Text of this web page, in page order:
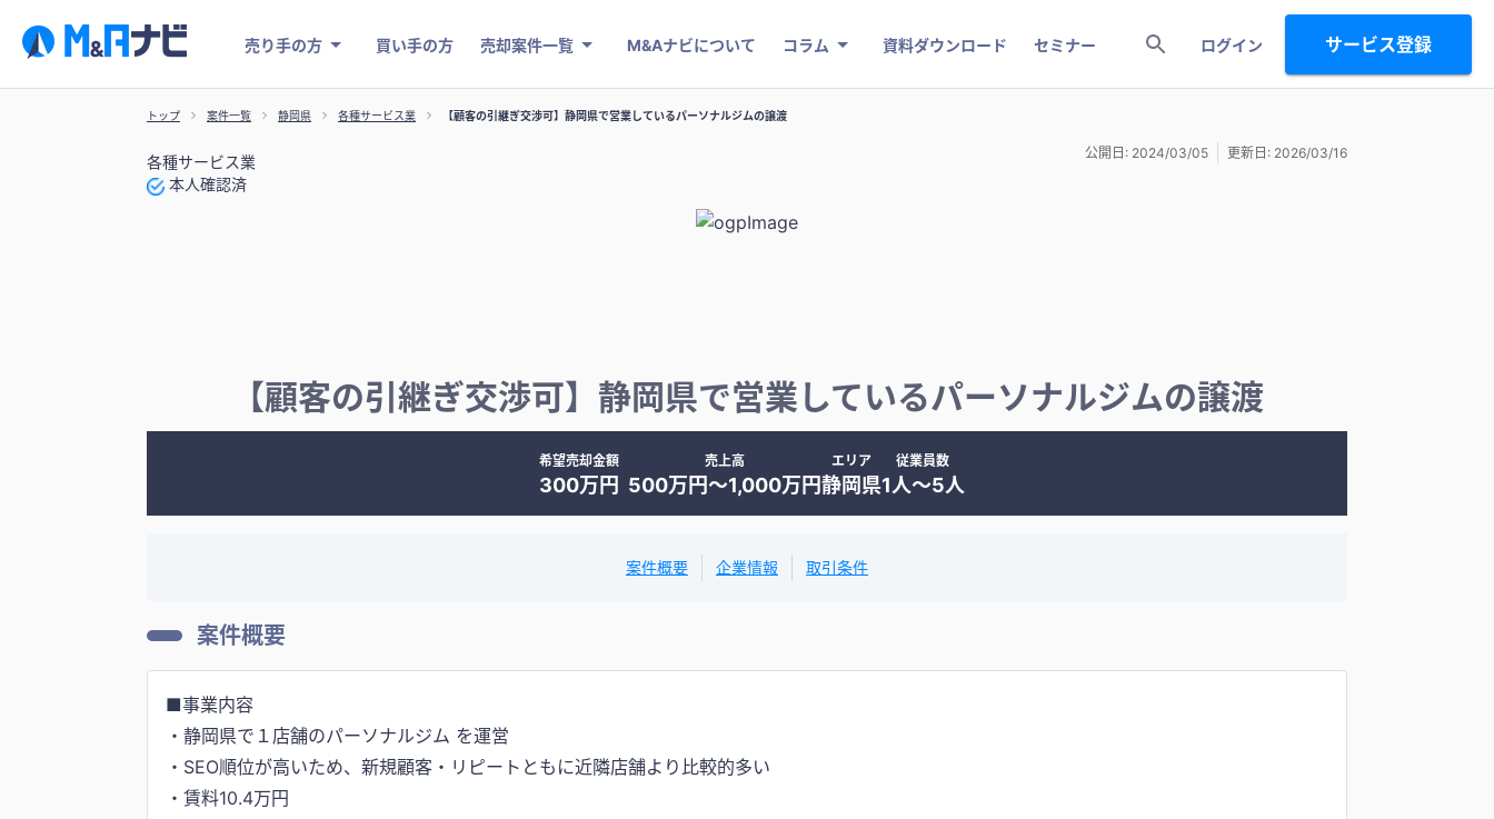
売り手の方 買い手の方 売却案件一覧 M&Aナビについて コラム 資料ダウンロード セミナー ログイン サービス登録
トップ 案件一覧 静岡県 各種サービス業 【顧客の引継ぎ交渉可】静岡県で営業しているパーソナルジムの譲渡
各種サービス業
本人確認済
公開日: 2024/03/05 更新日: 2026/03/16
【顧客の引継ぎ交渉可】静岡県で営業しているパーソナルジムの譲渡
希望売却金額
300万円
売上高
500万円〜1,000万円
エリア
静岡県
従業員数
1人〜5人
案件概要 企業情報 取引条件
案件概要
■事業内容
・静岡県で１店舗のパーソナルジム を運営
・SEO順位が高いため、新規顧客・リピートともに近隣店舗より比較的多い
・賃料10.4万円